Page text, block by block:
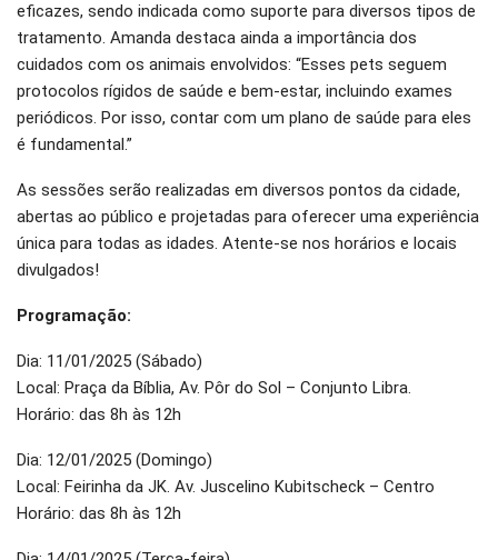
eficazes, sendo indicada como suporte para diversos tipos de
tratamento. Amanda destaca ainda a importância dos
cuidados com os animais envolvidos: “Esses pets seguem
protocolos rígidos de saúde e bem-estar, incluindo exames
periódicos. Por isso, contar com um plano de saúde para eles
é fundamental.”
As sessões serão realizadas em diversos pontos da cidade,
abertas ao público e projetadas para oferecer uma experiência
única para todas as idades. Atente-se nos horários e locais
divulgados!
Programação:
Dia: 11/01/2025 (Sábado)
Local: Praça da Bíblia, Av. Pôr do Sol – Conjunto Libra.
Horário: das 8h às 12h
Dia: 12/01/2025 (Domingo)
Local: Feirinha da JK. Av. Juscelino Kubitscheck – Centro
Horário: das 8h às 12h